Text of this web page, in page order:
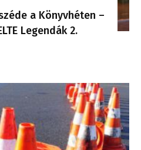
a Könyvhéten –
Legendák 2.